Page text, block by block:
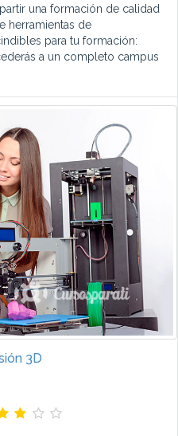
una formación de calidad
herramientas de
para tu formación:
a un completo campus
3D